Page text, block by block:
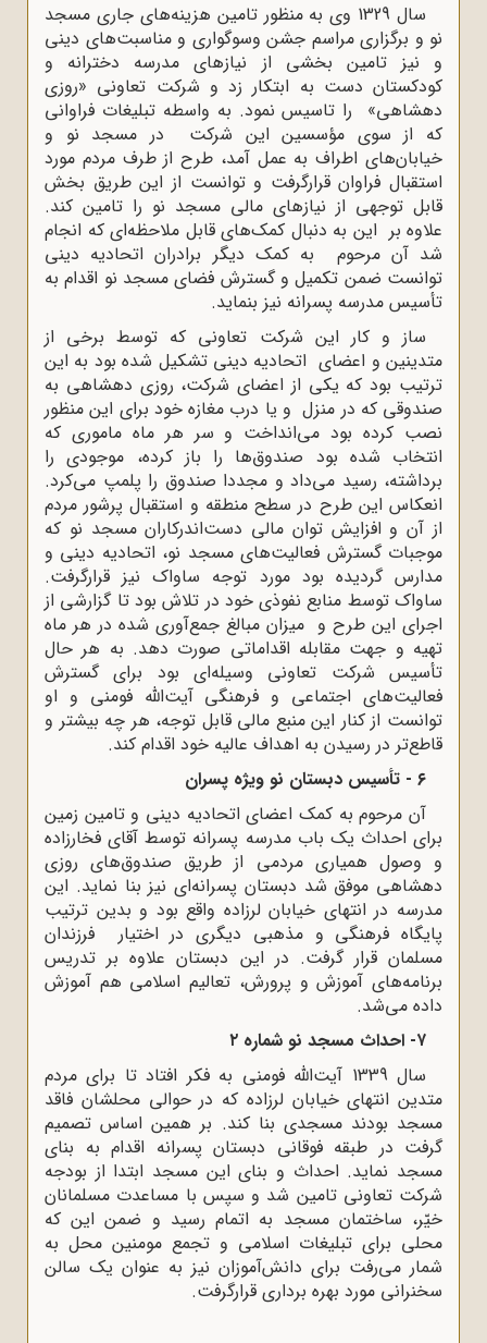
سال 1329 وی به منظور تامین هزینه‌های جاری مسجد
نو و برگزاری مراسم جشن وسوگواری و مناسبت‌های دینی
و نیز تامین بخشی از نیازهای مدرسه دخترانه و
کودکستان دست به ابتکار زد و شرکت تعاونی «روزی
دهشاهی» را تاسیس نمود. به واسطه تبلیغات فراوانی
که از سوی مؤسسین این شرکت در مسجد نو و
خیابان‌های اطراف به عمل آمد، طرح از طرف مردم مورد
استقبال فراوان قرارگرفت و توانست از این طریق بخش
قابل توجهی از نیازهای مالی مسجد نو را تامین کند.
علاوه بر این به دنبال کمک‌های قابل ملاحظه‌ای که انجام
شد آن مرحوم به کمک دیگر برادران اتحادیه دینی
توانست ضمن تکمیل و گسترش فضای مسجد نو اقدام به
تأسیس مدرسه پسرانه نیز بنماید.
ساز و کار این شرکت تعاونی که توسط برخی از
متدینین و اعضای اتحادیه دینی تشکیل شده بود به این
ترتیب بود که یکی از اعضای شرکت، روزی دهشاهی به
صندوقی که در منزل و یا درب مغازه خود برای این منظور
نصب کرده بود می‌انداخت و سر هر ماه ماموری که
انتخاب شده بود صندوق‌ها را باز کرده، موجودی را
برداشته، رسید می‌داد و مجددا صندوق را پلمپ می‌کرد.
انعکاس این طرح در سطح منطقه و استقبال پرشور مردم
از آن و افزایش توان مالی دست‌اندرکاران مسجد نو که
موجبات گسترش فعالیت‌های مسجد نو، اتحادیه دینی و
مدارس گردیده بود مورد توجه ساواک نیز قرارگرفت.
ساواک توسط منابع نفوذی خود در تلاش بود تا گزارشی از
اجرای این طرح و میزان مبالغ جمع‌آوری شده در هر ماه
تهیه و جهت مقابله اقداماتی صورت دهد. به هر حال
تأسیس شرکت تعاونی وسیله‌ای بود برای گسترش
فعالیت‌های اجتماعی و فرهنگی آیت‌الله فومنی و او
توانست از کنار این منبع مالی قابل توجه، هر چه بیشتر و
قاطع‌تر در رسیدن به اهداف عالیه خود اقدام کند.
۶ - تأسیس دبستان نو ویژه پسران
آن مرحوم به کمک اعضای اتحادیه دینی و تامین زمین
برای احداث یک باب مدرسه پسرانه توسط آقای فخارزاده
و وصول همیاری مردمی از طریق صندوق‌های روزی
دهشاهی موفق شد دبستان پسرانه‌ای نیز بنا نماید. این
مدرسه در انتهای خیابان لرزاده واقع بود و بدین ترتیب
پایگاه فرهنگی و مذهبی دیگری در اختیار فرزندان
مسلمان قرار گرفت. در این دبستان علاوه بر تدریس
برنامه‌های آموزش و پرورش، تعالیم اسلامی هم آموزش
داده می‌شد.
۷- احداث مسجد نو شماره ۲
سال 1339 آیت‌الله فومنی به فکر افتاد تا برای مردم
متدین انتهای خیابان لرزاده که در حوالی محلشان فاقد
مسجد بودند مسجدی بنا کند. بر همین اساس تصمیم
گرفت در طبقه فوقانی دبستان پسرانه اقدام به بنای
مسجد نماید. احداث و بنای این مسجد ابتدا از بودجه
شرکت تعاونی تامین شد و سپس با مساعدت مسلمانان
خیّر، ساختمان مسجد به اتمام رسید و ضمن این که
محلی برای تبلیغات اسلامی و تجمع مومنین محل به
شمار می‌رفت برای دانش‌آموزان نیز به عنوان یک سالن
سخنرانی مورد بهره برداری قرارگرفت.